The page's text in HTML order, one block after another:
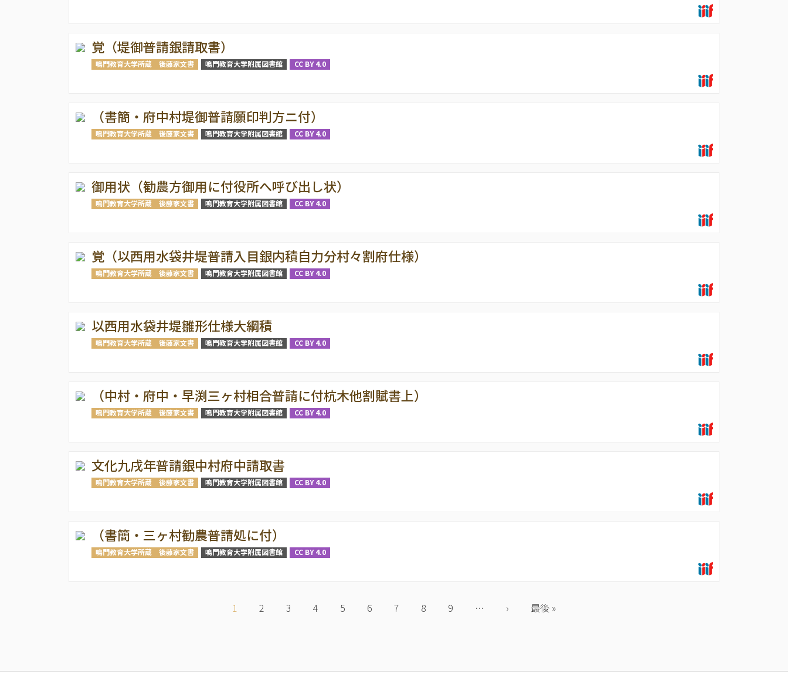
覚（堤御普請銀請取書）
鳴門教育大学所蔵 後藤家文書 鳴門教育大学附属図書館 CC BY 4.0
（書簡・府中村堤御普請願印判方ニ付）
鳴門教育大学所蔵 後藤家文書 鳴門教育大学附属図書館 CC BY 4.0
御用状（勧農方御用に付役所へ呼び出し状）
鳴門教育大学所蔵 後藤家文書 鳴門教育大学附属図書館 CC BY 4.0
覚（以西用水袋井堤普請入目銀内積自力分村々割府仕様）
鳴門教育大学所蔵 後藤家文書 鳴門教育大学附属図書館 CC BY 4.0
以西用水袋井堤雛形仕様大綱積
鳴門教育大学所蔵 後藤家文書 鳴門教育大学附属図書館 CC BY 4.0
（中村・府中・早渕三ヶ村相合普請に付杭木他割賦書上）
鳴門教育大学所蔵 後藤家文書 鳴門教育大学附属図書館 CC BY 4.0
文化九戌年普請銀中村府中請取書
鳴門教育大学所蔵 後藤家文書 鳴門教育大学附属図書館 CC BY 4.0
（書簡・三ヶ村勧農普請処に付）
鳴門教育大学所蔵 後藤家文書 鳴門教育大学附属図書館 CC BY 4.0
カ
ー
1 Page
2 Page
3 Page
4 Page
5 Page
6 Page
7 Page
8 Page
9 …
次›
最
最後 »